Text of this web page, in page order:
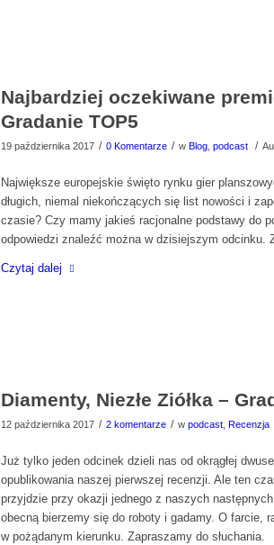
Najbardziej oczekiwane
Gradanie TOP5
19 października 2017 / 0 Komentarze / w Blog podcast /
Największe europejskie święto rynku gier
długich, niemal niekończących się list nowości i
czasie? Czy mamy jakieś racjonalne podstawy do
odpowiedzi znaleźć można w dzisiejszym odcinku.
Czytaj dalej
Diamenty, Niezłe Ziółka –
12 października 2017 / 2 komentarze / w podcast, Recenzja
Już tylko jeden odcinek dzieli nas od okrągłej
opublikowania naszej pierwszej recenzji. Ale ten
przyjdzie przy okazji jednego z naszych
obecną bierzemy się do roboty i gadamy. O farcie,
w pożądanym kierunku. Zapraszamy do słuchania.